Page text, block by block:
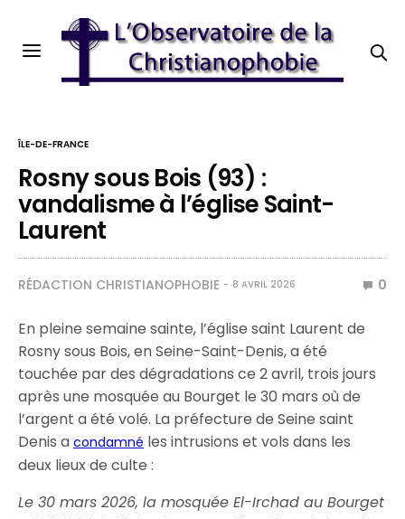
ÎLE-DE-FRANCE
Rosny sous Bois (93) :
vandalisme à l’église Saint-
Laurent
RÉDACTION CHRISTIANOPHOBIE 8 AVRIL 2026 0
En pleine semaine sainte, l’église saint Laurent de
Rosny sous Bois, en Seine-Saint-Denis, a été
touchée par des dégradations ce 2 avril, trois jours
après une mosquée au Bourget le 30 mars où de
l’argent a été volé. La préfecture de Seine saint
Denis acondamné les intrusions et vols dans les
deux lieux de culte :
Le 30 mars 2026, la mosquée El-Irchad au Bourget